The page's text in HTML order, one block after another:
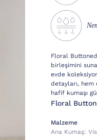
Floral Buttoned
birleşimini
evde
detayları,
hafif kumaşı
Floral
Malzeme
Ana Kumaş: